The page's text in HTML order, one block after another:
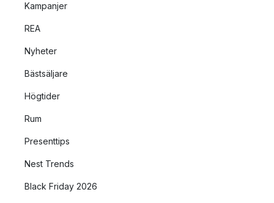
Kampanjer
REA
Nyheter
Bästsäljare
Högtider
Rum
Presenttips
Nest Trends
Black Friday 2026